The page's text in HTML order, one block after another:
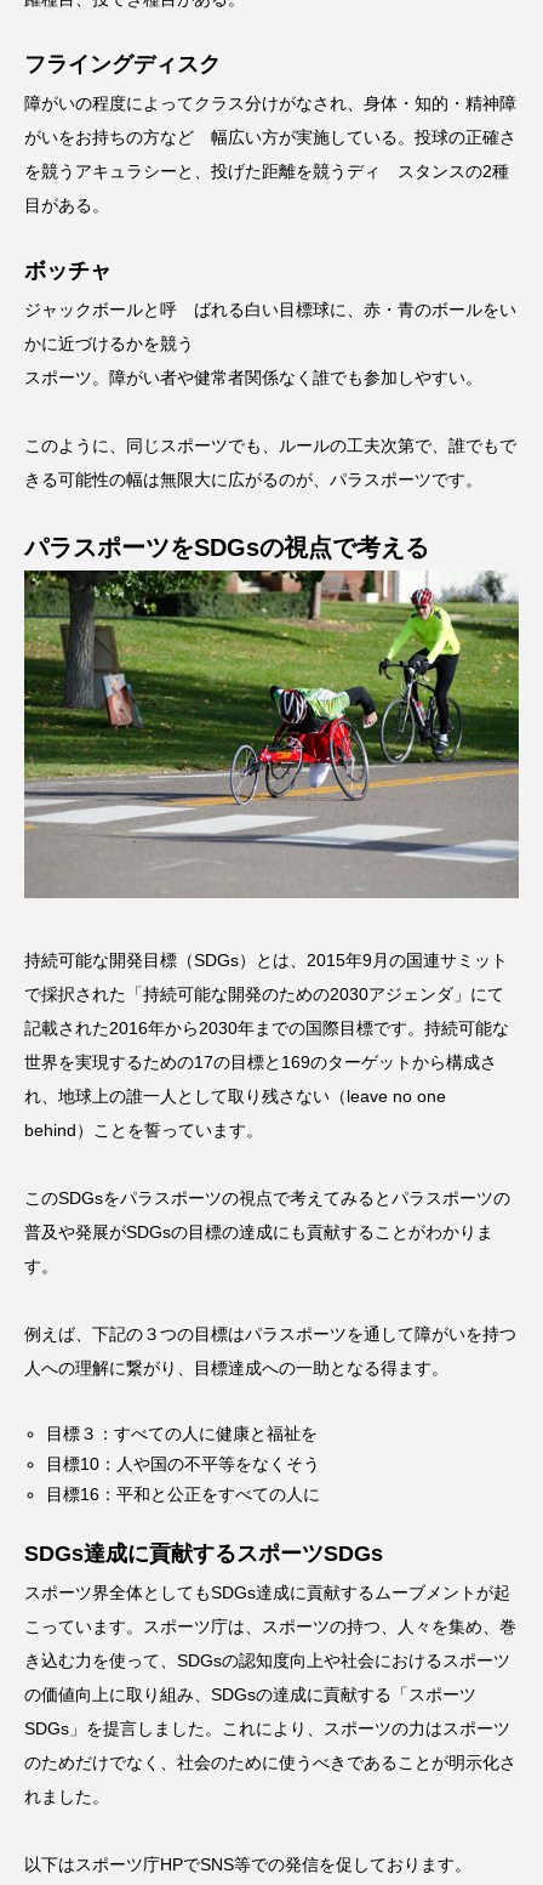
フライングディスク
障がいの程度によってクラス分けがなされ、身体・知的・精神障
がいをお持ちの方など 幅広い方が実施している。投球の正確さ
を競うアキュラシーと、投げた距離を競うディ スタンスの2種
目がある。
ボッチャ
ジャックボールと呼 ばれる白い目標球に、赤・青のボールをい
かに近づけるかを競う
スポーツ。障がい者や健常者関係なく誰でも参加しやすい。
このように、同じスポーツでも、ルールの工夫次第で、誰でもで
きる可能性の幅は無限大に広がるのが、パラスポーツです。
パラスポーツをSDGsの視点で考える
持続可能な開発目標（SDGs）とは、2015年9月の国連サミット
で採択された「持続可能な開発のための2030アジェンダ」にて
記載された2016年から2030年までの国際目標です。持続可能な
世界を実現するための17の目標と169のターゲットから構成さ
れ、地球上の誰一人として取り残さない（leave no one
behind）ことを誓っています。
このSDGsをパラスポーツの視点で考えてみるとパラスポーツの
普及や発展がSDGsの目標の達成にも貢献することがわかりま
す。
例えば、下記の３つの目標はパラスポーツを通して障がいを持つ
人への理解に繋がり、目標達成への一助となる得ます。
目標３：すべての人に健康と福祉を
目標10：人や国の不平等をなくそう
目標16：平和と公正をすべての人に
SDGs達成に貢献するスポーツSDGs
スポーツ界全体としてもSDGs達成に貢献するムーブメントが起
こっています。スポーツ庁は、スポーツの持つ、人々を集め、巻
き込む力を使って、SDGsの認知度向上や社会におけるスポーツ
の価値向上に取り組み、SDGsの達成に貢献する「スポーツ
SDGs」を提言しました。これにより、スポーツの力はスポーツ
のためだけでなく、社会のために使うべきであることが明示化さ
れました。
以下はスポーツ庁HPでSNS等での発信を促しております。